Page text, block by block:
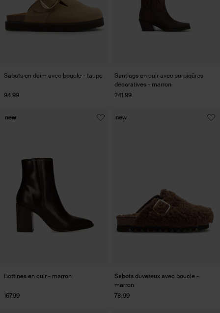
Sabots en daim avec boucle - taupe
94.99
Santiags en cuir avec surpiqûres
décoratives - marron
241.99
Bottines en cuir - marron
167.99
new
Sabots duveteux avec boucle -
marron
78.99
new